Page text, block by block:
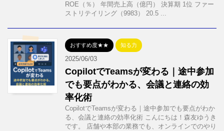
ROE（％） 年間売上高（億円） 決算期 1位 ファー
ストリテイリング（9983） 20.5 ...
おすすめ度★★ 知る力
2025/06/03
CopilotでTeamsが変わる｜途中参加
でも要点がわかる、会議と連絡の効
率化術
CopilotでTeamsが変わる｜途中参加でも要点がわか
る、会議と連絡の効率化術 こんにちは！森友ゆうき
です。 店舗や本部の業務でも、オンラインでのやり